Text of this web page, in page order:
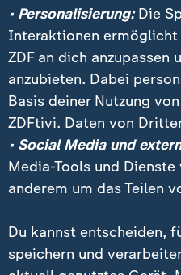
wird die Pläne der EU,
noch einmal
Bemühungen, denn für
• Personalisierung:Die
Interaktionen ermöglicht
ZDF an dich anzupassen
anzubieten. Dabei
Basis deiner Nutzung
ZDFtivi. Daten von
• Social Media und
Media-Tools und
anderem um das Teilen
Du kannst entscheiden,
speichern und